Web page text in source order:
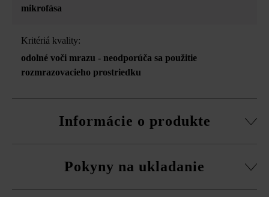
mikrofása
Kritériá kvality:
odolné voči mrazu - neodporúča sa použitie
rozmrazovacieho prostriedku
Informácie o produkte
kamene, súpravy rohových kociek a vrchná doska.
Pokyny na ukladanie